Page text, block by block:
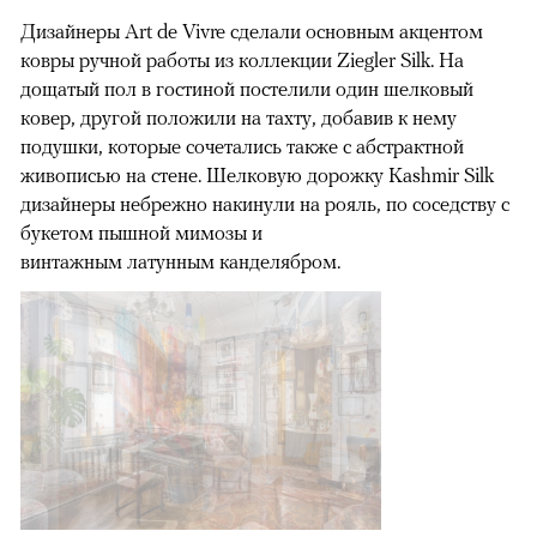
Дизайнеры Art de Vivre сделали основным акцентом
ковры ручной работы из коллекции Ziegler Silk. На
дощатый пол в гостиной постелили один шелковый
ковер, другой положили на тахту, добавив к нему
подушки, которые сочетались также с абстрактной
живописью на стене. Шелковую дорожку Kashmir Silk
дизайнеры небрежно накинули на рояль, по соседству с
букетом пышной мимозы и
винтажным латунным канделябром.